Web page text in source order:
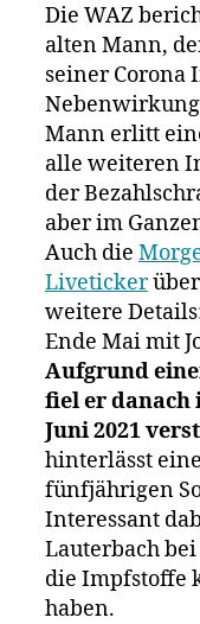
Die WAZ
alten Mann,
seiner Corona
Mann erlitt
alle weiteren
der
aber im
Auch die
Liveticker
weitere
Ende Mai mit
Aufgrund
fiel er danach
Juni 2021
hinterlässt
fünfjährigen
Interessant
Lauterbach
die Impfstoffe
haben.